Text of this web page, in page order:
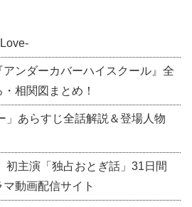
ンダーカバーハイスクール』全
相関図まとめ！
」あらすじ全話解説＆登場人物
初主演「独占おとぎ話」31日間
動画配信サイト